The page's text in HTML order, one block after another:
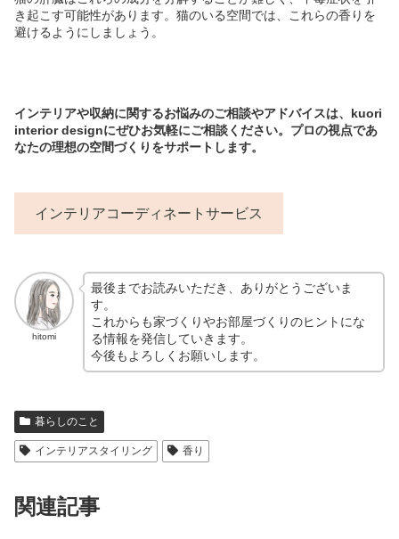
き起こす可能性があります。猫のいる空間では、これらの香りを
避けるようにしましょう。
インテリアや収納に関するお悩みのご相談やアドバイスは、kuori
interior designにぜひお気軽にご相談ください。プロの視点であ
なたの理想の空間づくりをサポートします。
インテリアコーディネートサービス
hitomi
最後までお読みいただき、ありがとうございま
す。
これからも家づくりやお部屋づくりのヒントにな
る情報を発信していきます。
今後もよろしくお願いします。
暮らしのこと
インテリアスタイリング 香り
関連記事